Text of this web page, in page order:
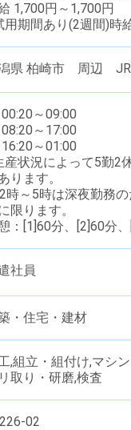
1,700円～1,700円
用期間あり(2週間)時
県 柏崎市 周辺 JR
00:20～09:00
08:20～17:00
16:20～01:00
産状況によって5勤2
ります。
時～5時は深夜勤務
限ります。
：[1]60分、[2]60分
社員
・住宅・建材
,組立・組付け,マシ
取り・研磨,検査
02